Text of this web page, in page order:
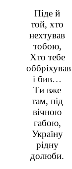
Піде й
той, хто
нехтував
тобою,
Хто тебе
оббріхував
і бив…
Ти вже
там, під
вічною
габою,
Україну
рідну
долюби.